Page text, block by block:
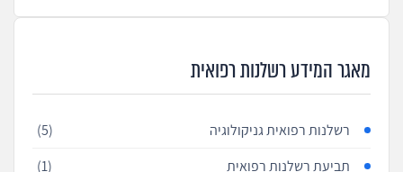
מאגר המידע רשלנות רפואית
רשלנות רפואית גניקולוגיה
(5)
תביעת רשלנות רפואית
(1)